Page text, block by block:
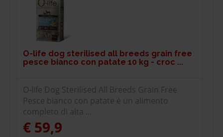
O-life dog sterilised all breeds grain free
pesce bianco con patate 10 kg - croc ...
O-life Dog Sterilised All Breeds Grain Free
Pesce bianco con patate è un alimento
completo di alta ...
€ 59,9